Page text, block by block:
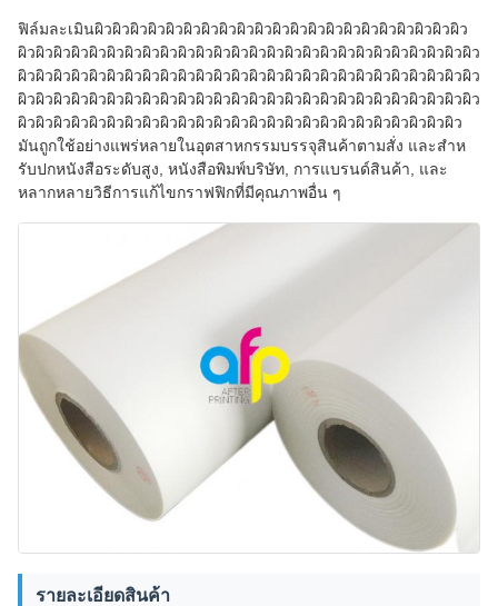
ฟิล์มละเมินผิวผิวผิวผิวผิวผิวผิวผิวผิวผิวผิวผิวผิวผิวผิวผิวผิวผิวผิวผิวผิว
ผิวผิวผิวผิวผิวผิวผิวผิวผิวผิวผิวผิวผิวผิวผิวผิวผิวผิวผิวผิวผิวผิวผิวผิวผิวผิว
ผิวผิวผิวผิวผิวผิวผิวผิวผิวผิวผิวผิวผิวผิวผิวผิวผิวผิวผิวผิวผิวผิวผิวผิวผิวผิว
ผิวผิวผิวผิวผิวผิวผิวผิวผิวผิวผิวผิวผิวผิวผิวผิวผิวผิวผิวผิวผิวผิวผิวผิวผิวผิว
ผิวผิวผิวผิวผิวผิวผิวผิวผิวผิวผิวผิวผิวผิวผิวผิวผิวผิวผิวผิวผิวผิวผิวผิวผิว
มันถูกใช้อย่างแพร่หลายในอุตสาหกรรมบรรจุสินค้าตามสั่ง และสําห
รับปกหนังสือระดับสูง, หนังสือพิมพ์บริษัท, การแบรนด์สินค้า, และ
หลากหลายวิธีการแก้ไขกราฟฟิกที่มีคุณภาพอื่น ๆ
รายละเอียดสินค้า